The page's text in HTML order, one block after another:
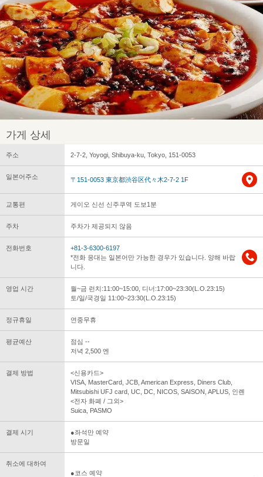
가게 상세
주소 2-7-2, Yoyogi, Shibuya-ku, Tokyo, 151-0053
일본어주소 〒151-0053 東京都渋谷区代々木2-7-2 1F
교통편 게이오 신선 신주쿠역 도보1분
주차 주차가 제공되지 않음
전화번호
+81-3-6300-6197
*전화 응대는 일본어만 가능한 경우가 있습니다. 양해 바랍
니다.
영업 시간
월~금 런치:11:00~15:00, 디너:17:00~23:30(L.O.23:15)
토/일/국경일 11:00~23:30(L.O.23:15)
정규휴일 연중무휴
평균예산
점심 --
저녁 2,500 엔
결제 방법
<신용카드>
VISA, MasterCard, JCB, American Express, Diners Club,
Mitsubishi UFJ card, UC, DC, NICOS, SAISON, APLUS, 인롄
<전자 화폐 / 그외>
Suica, PASMO
결제 시기
●좌석만 예약
방문일
취소에 대하여
●코스 예약